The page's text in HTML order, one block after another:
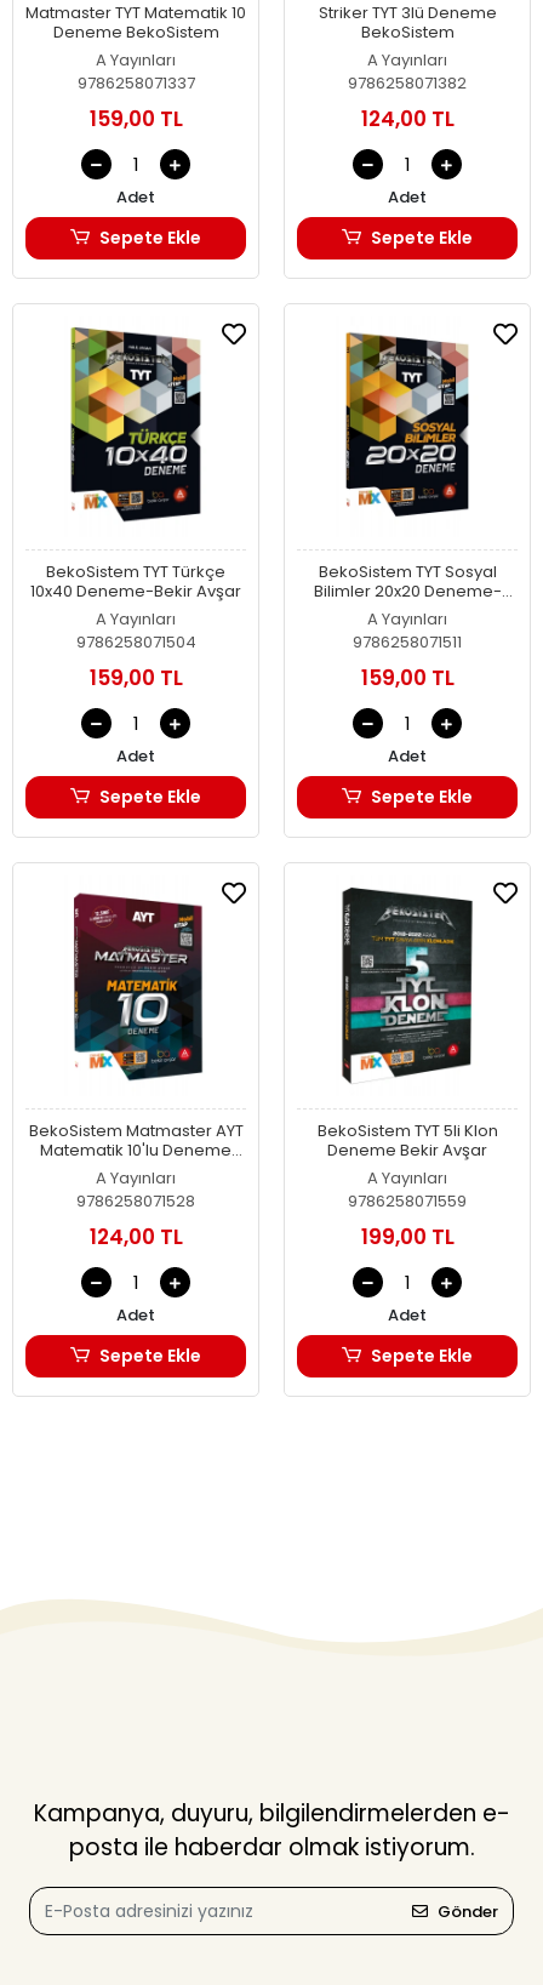
Matmaster TYT Matematik 10
Deneme BekoSistem
A Yayınları
9786258071337
159,00 TL
Adet
Sepete Ekle
Striker TYT 3lü Deneme
BekoSistem
A Yayınları
9786258071382
124,00 TL
Adet
Sepete Ekle
BekoSistem TYT Türkçe
10x40 Deneme-Bekir Avşar
A Yayınları
9786258071504
159,00 TL
Adet
Sepete Ekle
BekoSistem TYT Sosyal
Bilimler 20x20 Deneme-
Bekir Avşar
A Yayınları
9786258071511
159,00 TL
Adet
Sepete Ekle
BekoSistem Matmaster AYT
Matematik 10'lu Deneme
Bekir Avşar
A Yayınları
9786258071528
124,00 TL
Adet
Sepete Ekle
BekoSistem TYT 5li Klon
Deneme Bekir Avşar
A Yayınları
9786258071559
199,00 TL
Adet
Sepete Ekle
Kampanya, duyuru, bilgilendirmelerden e-
posta ile haberdar olmak istiyorum.
Gönder